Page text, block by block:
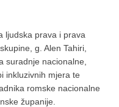
ljudska prava i prava
g. Alen Tahiri,
suradnje nacionalne,
inkluzivnih mjera te
romske nacionalne
županije.